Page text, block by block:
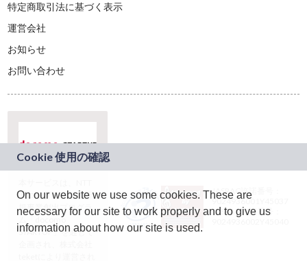
特定商取引法に基づく表示
運営会社
お知らせ
お問い合わせ
ドコモグループの新
規事業創出プログラ
ム「docomo
STARTUP」を通じて
JASRAC許諾番号：
9024936001Y45037
JASRAC許諾番号：
On our website we use some cookies. These are
necessary for our site to work properly and to give us
information about how our site is used.